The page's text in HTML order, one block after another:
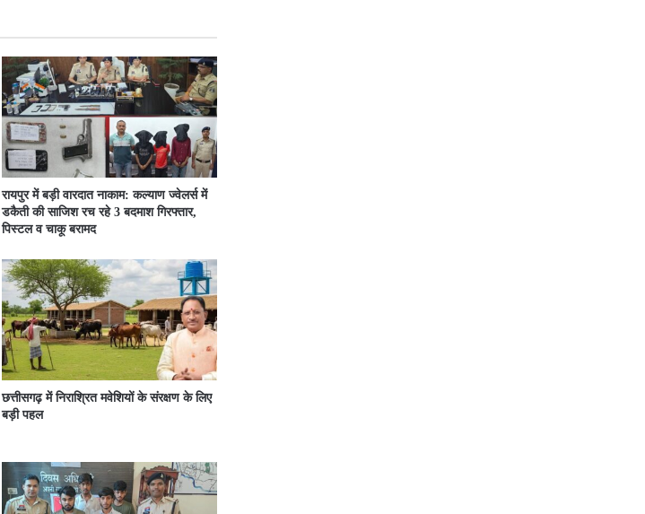
रायपुर में बड़ी वारदात नाकाम: कल्याण ज्वेलर्स में
डकैती की साजिश रच रहे 3 बदमाश गिरफ्तार,
पिस्टल व चाकू बरामद
छत्तीसगढ़ में निराश्रित मवेशियों के संरक्षण के लिए
बड़ी पहल